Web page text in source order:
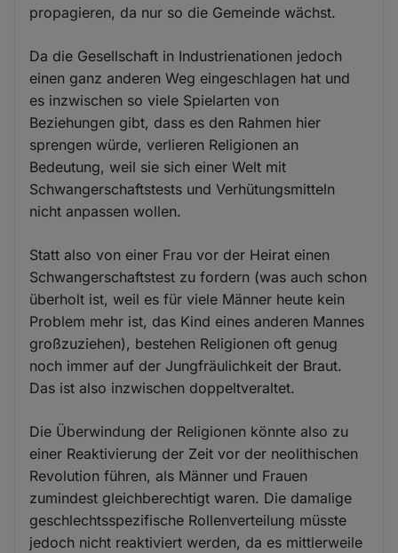
propagieren, da nur so die Gemeinde wächst.
Da die Gesellschaft in Industrienationen jedoch
einen ganz anderen Weg eingeschlagen hat und
es inzwischen so viele Spielarten von
Beziehungen gibt, dass es den Rahmen hier
sprengen würde, verlieren Religionen an
Bedeutung, weil sie sich einer Welt mit
Schwangerschaftstests und Verhütungsmitteln
nicht anpassen wollen.
Statt also von einer Frau vor der Heirat einen
Schwangerschaftstest zu fordern (was auch schon
überholt ist, weil es für viele Männer heute kein
Problem mehr ist, das Kind eines anderen Mannes
großzuziehen), bestehen Religionen oft genug
noch immer auf der Jungfräulichkeit der Braut.
Das ist also inzwischen doppeltveraltet.
Die Überwindung der Religionen könnte also zu
einer Reaktivierung der Zeit vor der neolithischen
Revolution führen, als Männer und Frauen
zumindest gleichberechtigt waren. Die damalige
geschlechtsspezifische Rollenverteilung müsste
jedoch nicht reaktiviert werden, da es mittlerweile